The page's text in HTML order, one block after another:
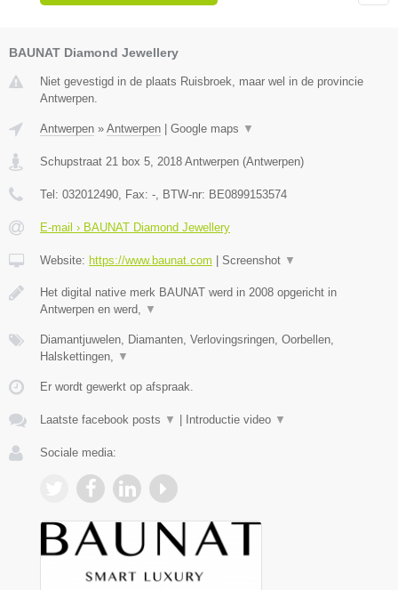
BAUNAT Diamond Jewellery
Niet gevestigd in de plaats Ruisbroek, maar wel in de provincie
Antwerpen.
Antwerpen » Antwerpen Google maps ▼
Schupstraat 21 box 5, 2018 Antwerpen (Antwerpen)
Tel: 032012490, Fax: -, BTW-nr: BE0899153574
E-mail › BAUNAT Diamond Jewellery
Website: https://www.baunat.com Screenshot ▼
Het digital native merk BAUNAT werd in 2008 opgericht in
Antwerpen en werd, ▼
Diamantjuwelen, Diamanten, Verlovingsringen, Oorbellen,
Halskettingen, ▼
Er wordt gewerkt op afspraak.
Laatste facebook posts ▼ Introductie video ▼
Sociale media: